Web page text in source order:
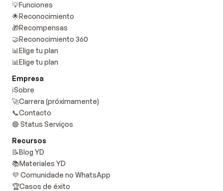
💡Funciones
🌟Reconocimiento
🎁Recompensas
🤝Reconocimiento 360
📊Elige tu plan
📊Elige tu plan
Empresa
ℹ️Sobre
🚀Carrera (próximamente)
📞Contacto
🟢 Status Serviços
Recursos
📝Blog YD
📚Materiales YD
💜 Comunidade no WhatsApp
🏆Casos de éxito